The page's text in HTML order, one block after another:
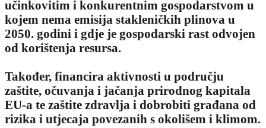
učinkovitim i konkurentnim gospodarstvom u
kojem nema emisija stakleničkih plinova u
2050. godini i gdje je gospodarski rast odvojen
od korištenja resursa.
Također, financira aktivnosti u području
zaštite, očuvanja i jačanja prirodnog kapitala
EU-a te zaštite zdravlja i dobrobiti građana od
rizika i utjecaja povezanih s okolišem i klimom.